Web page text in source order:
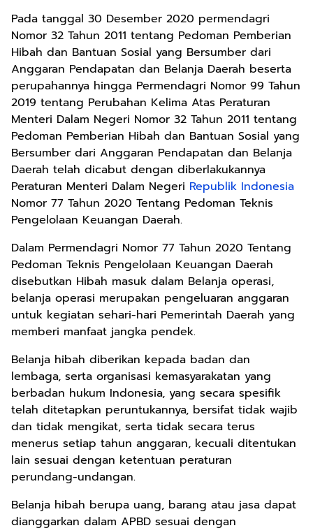
Pada tanggal 30 Desember 2020 permendagri
Nomor 32 Tahun 2011 tentang Pedoman Pemberian
Hibah dan Bantuan Sosial yang Bersumber dari
Anggaran Pendapatan dan Belanja Daerah beserta
perupahannya hingga Permendagri Nomor 99 Tahun
2019 tentang Perubahan Kelima Atas Peraturan
Menteri Dalam Negeri Nomor 32 Tahun 2011 tentang
Pedoman Pemberian Hibah dan Bantuan Sosial yang
Bersumber dari Anggaran Pendapatan dan Belanja
Daerah telah dicabut dengan diberlakukannya
Peraturan Menteri Dalam Negeri Republik Indonesia
Nomor 77 Tahun 2020 Tentang Pedoman Teknis
Pengelolaan Keuangan Daerah.
Dalam Permendagri Nomor 77 Tahun 2020 Tentang
Pedoman Teknis Pengelolaan Keuangan Daerah
disebutkan Hibah masuk dalam Belanja operasi,
belanja operasi merupakan pengeluaran anggaran
untuk kegiatan sehari-hari Pemerintah Daerah yang
memberi manfaat jangka pendek.
Belanja hibah diberikan kepada badan dan
lembaga, serta organisasi kemasyarakatan yang
berbadan hukum Indonesia, yang secara spesifik
telah ditetapkan peruntukannya, bersifat tidak wajib
dan tidak mengikat, serta tidak secara terus
menerus setiap tahun anggaran, kecuali ditentukan
lain sesuai dengan ketentuan peraturan
perundang-undangan.
Belanja hibah berupa uang, barang atau jasa dapat
dianggarkan dalam APBD sesuai dengan